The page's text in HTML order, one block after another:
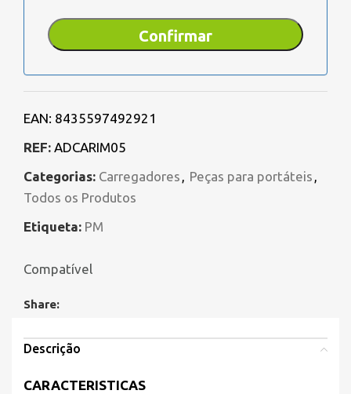
EAN: 8435597492921
REF: ADCARIM05
Categorias: Carregadores , Peças para portáteis ,
Todos os Produtos
Etiqueta: PM
Compatível
Share:
Descrição
CARACTERISTICAS